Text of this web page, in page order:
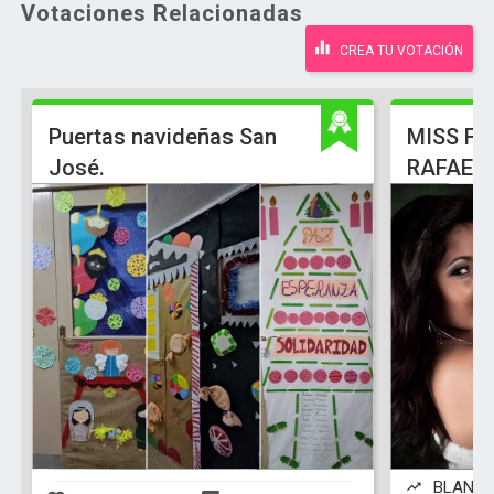
Votaciones Relacionadas
CREA TU VOTACIÓN
Puertas navideñas San
José.
MISS
RAFAEL